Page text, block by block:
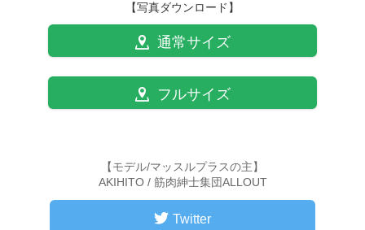
【写真ダウンロード】
通常サイズ
フルサイズ
【モデル/マッスルプラスの主】
AKIHITO / 筋肉紳士集団ALLOUT
Twitter